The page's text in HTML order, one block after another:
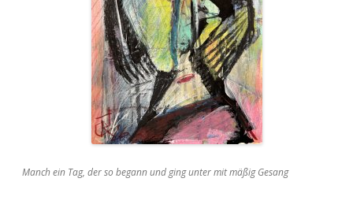
Manch ein Tag, der so begann und ging unter mit mäßig Gesang